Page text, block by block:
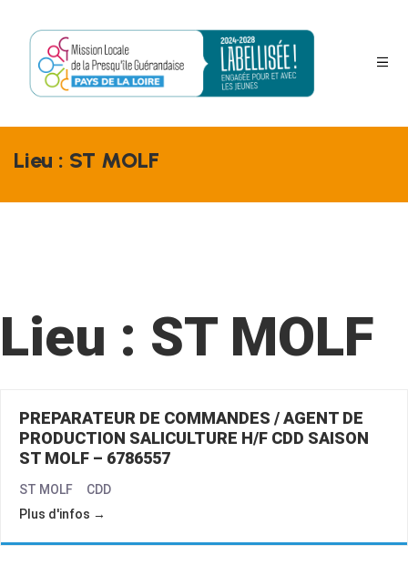
Lieu : ST MOLF
Lieu : ST MOLF
PREPARATEUR DE COMMANDES / AGENT DE
PRODUCTION SALICULTURE H/F CDD SAISON
ST MOLF – 6786557
ST MOLF
CDD
Plus d'infos